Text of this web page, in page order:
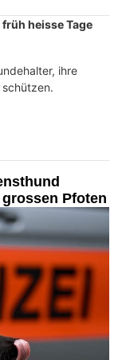
heisse Tage
ihre
Pfoten